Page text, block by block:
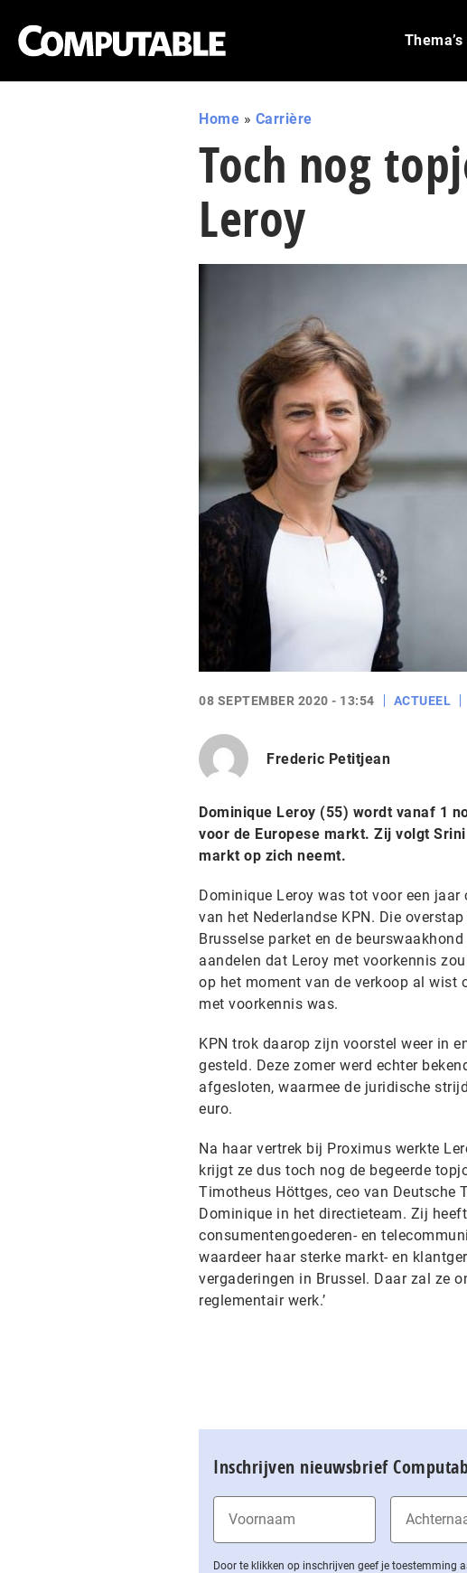
Thema’s
Home » Carrière
Toch nog
Leroy
08 SEPTEMBER 2020 - 13:54 ACTUEEL
Frederic Petitjean
Dominique Leroy (55) wordt vanaf 1
voor de Europese markt. Zij volgt
markt op zich neemt.
Dominique Leroy was tot voor een
van het Nederlandse KPN. Die
Brusselse parket en de
aandelen dat Leroy met voorkennis
op het moment van de verkoop al wist
met voorkennis was.
KPN trok daarop zijn voorstel weer in
gesteld. Deze zomer werd echter
afgesloten, waarmee de juridische
euro.
Na haar vertrek bij Proximus werkte
krijgt ze dus toch nog de begeerde
Timotheus Höttges, ceo van Deutsche
Dominique in het directieteam. Zij
consumentengoederen- en
waardeer haar sterke markt- en
vergaderingen in Brussel. Daar zal ze
reglementair werk.’
Inschrijven nieuwsbrief
Door te klikken op inschrijven geef je toestemming